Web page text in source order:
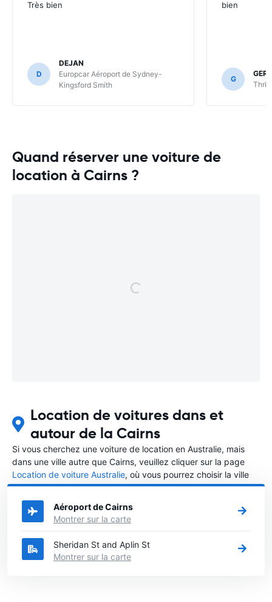
Très bien
D
DEJAN
Europcar Aéroport de Sydney-
Kingsford Smith
bien
G
Quand réserver une voiture de
location à Cairns ?
Location de voitures dans et
autour de la Cairns
Si vous cherchez une voiture de location en Australie, mais
dans une ville autre que Cairns, veuillez cliquer sur la page
Location de voiture Australie, où vous pourrez choisir la ville
dans le Australie où vous souhaitez louer une voiture.
Aéroport de Cairns
Montrer sur la carte
Sheridan St and Aplin St
Montrer sur la carte